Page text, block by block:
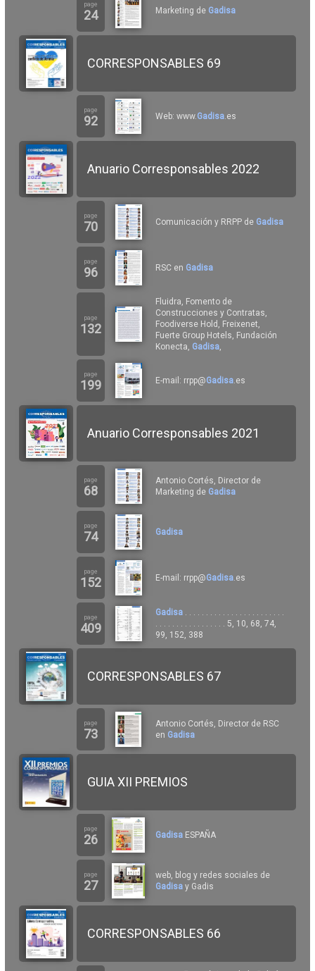
page
24 Marketing de Gadisa
CORRESPONSABLES 69
page
92 Web: www.Gadisa.es
Anuario Corresponsables 2022
page
70 Comunicación y RRPP de Gadisa
page
96 RSC en Gadisa
page
132
Fluidra, Fomento de
Construcciones y Contratas,
Foodiverse Hold, Freixenet,
Fuerte Group Hotels, Fundación
Konecta, Gadisa,
page
199 E-mail: rrpp@Gadisa.es
Anuario Corresponsables 2021
page
68
Antonio Cortés, Director de
Marketing de Gadisa
page
74 Gadisa
page
152 E-mail: rrpp@Gadisa.es
page
409
Gadisa . . . . . . . . . . . . . . . . . . . . . . . .
. . . . . . . . . . . . . . . . . 5, 10, 68, 74,
99, 152, 388
CORRESPONSABLES 67
page
73
Antonio Cortés, Director de RSC
en Gadisa
GUIA XII PREMIOS
page
26 Gadisa ESPAÑA
page
27
web, blog y redes sociales de
Gadisa y Gadis
CORRESPONSABLES 66